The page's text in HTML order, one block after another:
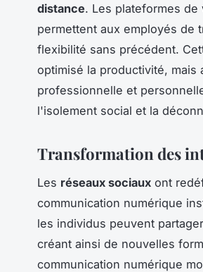
distance. Les plateformes
permettent aux employés de
flexibilité sans précédent.
optimisé la productivité,
professionnelle et
l'isolement social et la
Transformation des
Les réseaux sociaux ont
communication numérique
les individus peuvent
créant ainsi de nouvelles
communication numérique